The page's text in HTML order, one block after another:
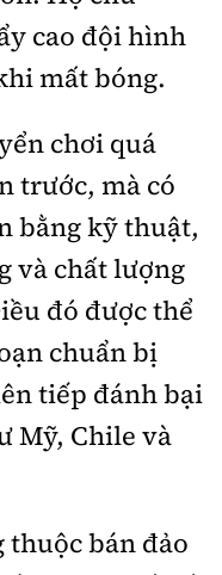
cao đội hình
mất bóng.
chơi quá
trước, mà có
bằng kỹ thuật,
và chất lượng
đó được thể
chuẩn bị
tiếp đánh bại
Mỹ, Chile và
thuộc bán đảo